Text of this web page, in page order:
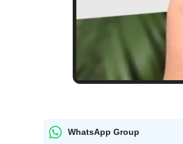
WhatsApp Group